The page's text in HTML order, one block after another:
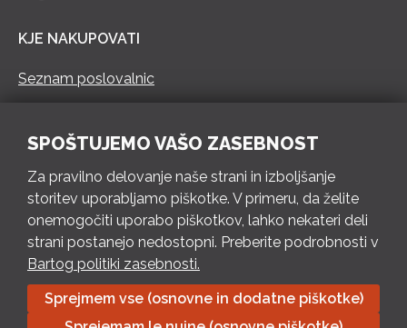
KJE NAKUPOVATI
Seznam poslovalnic
PON – PET 8 – 18 h / SOB 8 – 12 h
Pošlji e-mail
Izpolni kontaktni obrazec
Bartog d.o.o. Trebnje | ID: SI79128718 | IBAN: SI56 1010 0003
SPOŠTUJEMO VAŠO ZASEBNOST
Za pravilno delovanje naše strani in izboljšanje
storitev uporabljamo piškotke. V primeru, da želite
onemogočiti uporabo piškotkov, lahko nekateri deli
strani postanejo nedostopni. Preberite podrobnosti v
Bartog politiki zasebnosti.
Sprejmem vse (osnovne in dodatne piškotke)